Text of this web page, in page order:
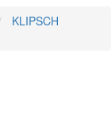
KLIPSCH